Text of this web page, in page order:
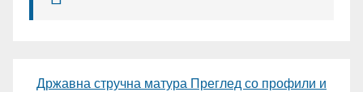
Државна стручна матура Преглед со профили и